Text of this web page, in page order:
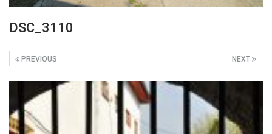
DSC_3110
NEXT
PREVIOUS